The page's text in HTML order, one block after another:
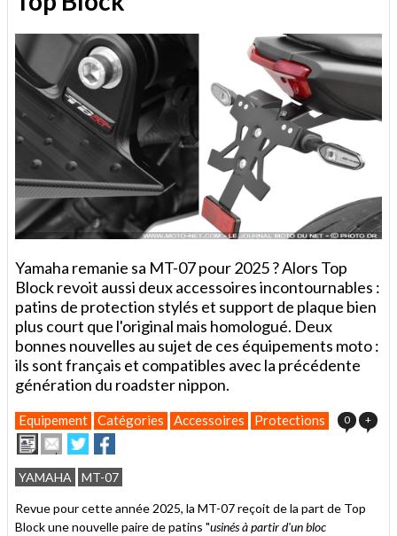
Yamaha remanie sa MT-07 pour 2025 ? Alors Top
Block revoit aussi deux accessoires incontournables :
patins de protection stylés et support de plaque bien
plus court que l'original mais homologué. Deux
bonnes nouvelles au sujet de ces équipements moto :
ils sont français et compatibles avec la précédente
génération du roadster nippon.
Equipement Catégories Accessoires Protections 0 +
ImprimerEnvoyer
cet
article
à
ami
Partager
sur
Twitter
sur
Facebook
YAMAHA MT-07
Revue pour cette année 2025, la MT-07 reçoit de la part de Top
Block une nouvelle paire de patins "usinés à partir d'un bloc